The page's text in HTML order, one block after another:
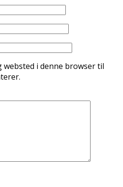
websted i denne browser til